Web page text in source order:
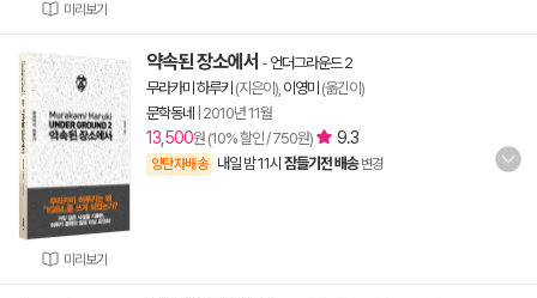
미리보기
미리보기
약속된 장소에서 - 언더그라운드 2
무라카미 하루키 (지은이), 이영미 (옮긴이)
문학동네
2010년 11월
13,500원 (10% 할인 / 750원) 9.3
양탄자배송 내일 밤 11시 잠들기전 배송 변경